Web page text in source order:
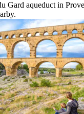
Gard aqueduct in